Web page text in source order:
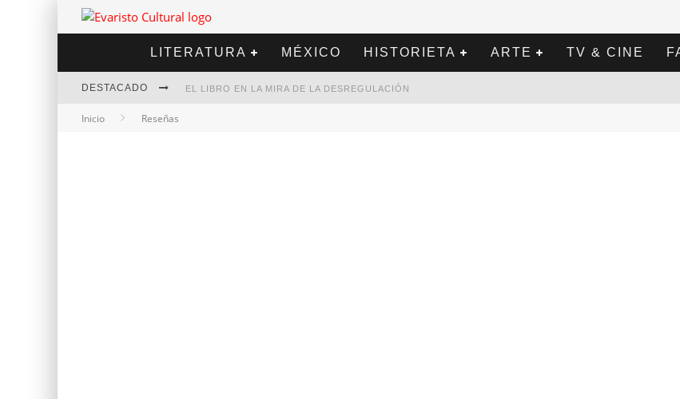
LITERATURA MÉXICO HISTORIETA ARTE TV & CINE
DESTACADO EL LIBRO EN LA MIRA DE LA DESREGULACIÓN
Inicio Reseñas